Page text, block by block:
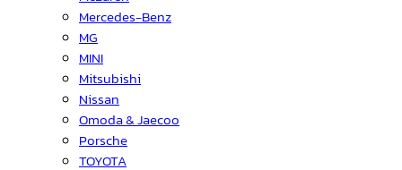
Mercedes-Benz
MG
MINI
Mitsubishi
Nissan
Omoda & Jaecoo
Porsche
TOYOTA